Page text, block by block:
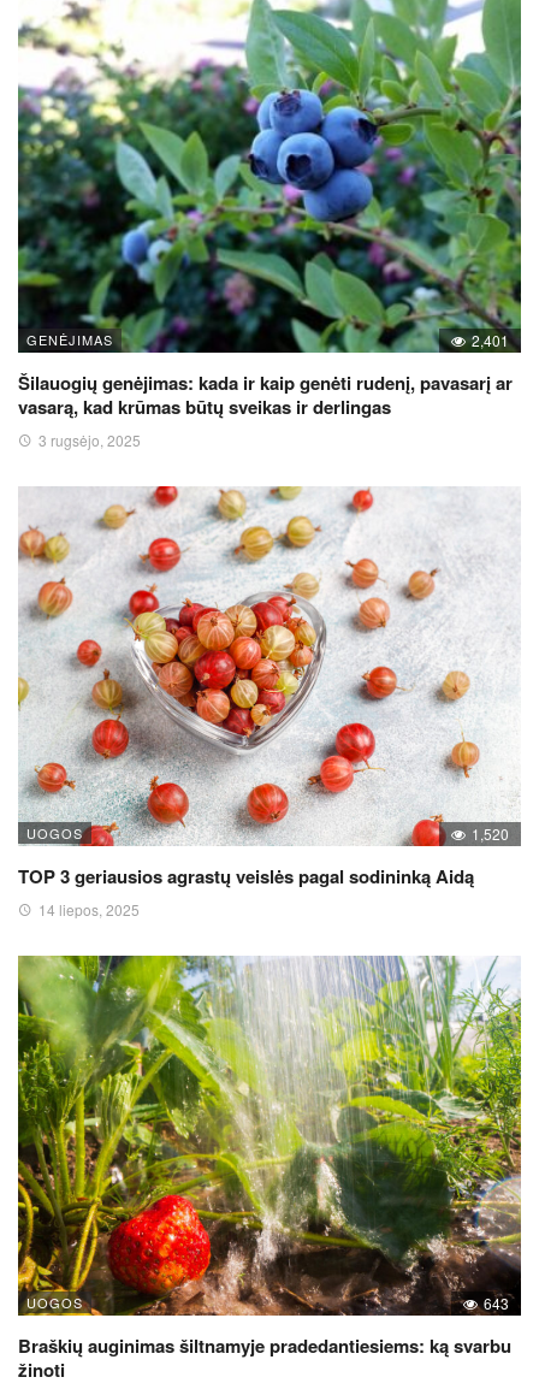
GENĖJIMAS 2,401
Šilauogių genėjimas: kada ir kaip genėti rudenį, pavasarį ar
vasarą, kad krūmas būtų sveikas ir derlingas
3 rugsėjo, 2025
UOGOS 1,520
TOP 3 geriausios agrastų veislės pagal sodininką Aidą
14 liepos, 2025
UOGOS 643
Braškių auginimas šiltnamyje pradedantiesiems: ką svarbu
žinoti